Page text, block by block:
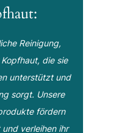
Reinigung,
die sie
unterstützt und
sorgt. Unsere
fördern
und verleihen ihr